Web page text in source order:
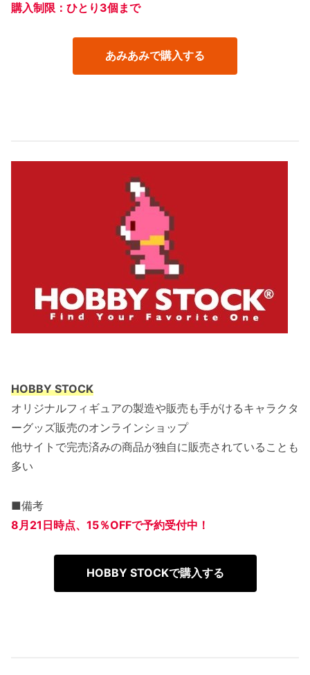
購入制限：ひとり3個まで
あみあみで購入する
HOBBY STOCK
オリジナルフィギュアの製造や販売も手がけるキャラクタ
ーグッズ販売のオンラインショップ
他サイトで完売済みの商品が独自に販売されていることも
多い
■備考
8月21日時点、15％OFFで予約受付中！
HOBBY STOCKで購入する